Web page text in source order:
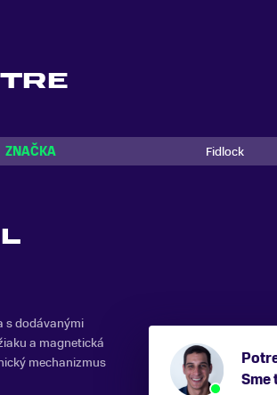
ZNAČKA Fidlock
s dodávanými
a magnetická
mechanizmus
Sme